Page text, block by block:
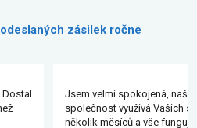
odeslaných zásilek ročne
Jsem velmi spokojená, naše
společnost využívá Vašich
několik měsíců a vše funguje.